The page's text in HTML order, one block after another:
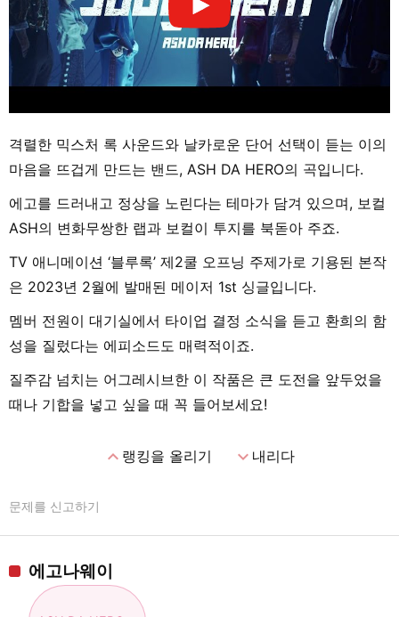
격렬한 믹스처 록 사운드와 날카로운 단어 선택이 듣는 이의
마음을 뜨겁게 만드는 밴드, ASH DA HERO의 곡입니다.
에고를 드러내고 정상을 노린다는 테마가 담겨 있으며, 보컬
ASH의 변화무쌍한 랩과 보컬이 투지를 북돋아 주죠.
TV 애니메이션 ‘블루록’ 제2쿨 오프닝 주제가로 기용된 본작
은 2023년 2월에 발매된 메이저 1st 싱글입니다.
멤버 전원이 대기실에서 타이업 결정 소식을 듣고 환희의 함
성을 질렀다는 에피소드도 매력적이죠.
질주감 넘치는 어그레시브한 이 작품은 큰 도전을 앞두었을
때나 기합을 넣고 싶을 때 꼭 들어보세요!
expand_less랭킹을 올리기 expand_more내리다
문제를 신고하기
에고나웨이